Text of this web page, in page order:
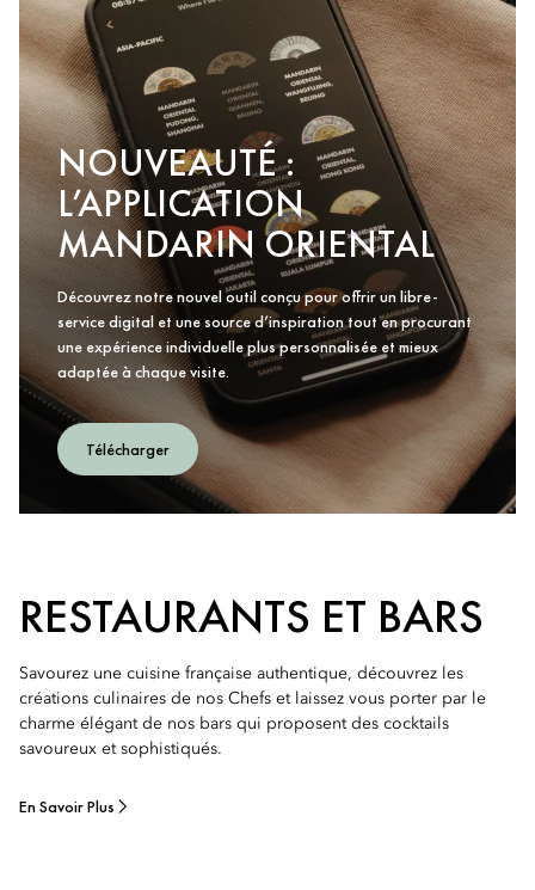
NOUVEAUTÉ :
L’APPLICATION
MANDARIN ORIENTAL
Découvrez notre nouvel outil conçu pour offrir un libre-
service digital et une source d’inspiration tout en procurant
une expérience individuelle plus personnalisée et mieux
adaptée à chaque visite.
Télécharger
RESTAURANTS ET BARS
Savourez une cuisine française authentique, découvrez les
créations culinaires de nos Chefs et laissez vous porter par le
charme élégant de nos bars qui proposent des cocktails
savoureux et sophistiqués.
En Savoir Plus